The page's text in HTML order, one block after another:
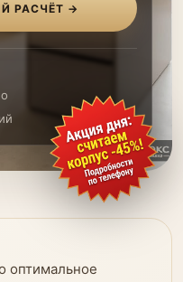
РАСЧЁТ →
оптимальное